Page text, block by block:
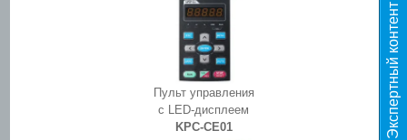
Э
к
с
п
е
р
т
н
ы
й
к
о
н
т
е
н
т
T
E
S
Пульт управления
с LED-дисплеем
KPC-CE01